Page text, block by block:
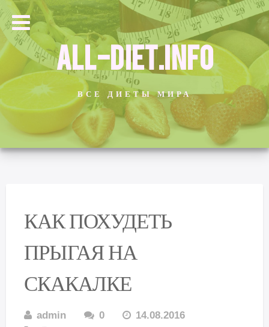
ALL-DIET.INFO
ВСЕ ДИЕТЫ МИРА
КАК ПОХУДЕТЬ
ПРЫГАЯ НА
СКАКАЛКЕ
admin 0
14.08.2016